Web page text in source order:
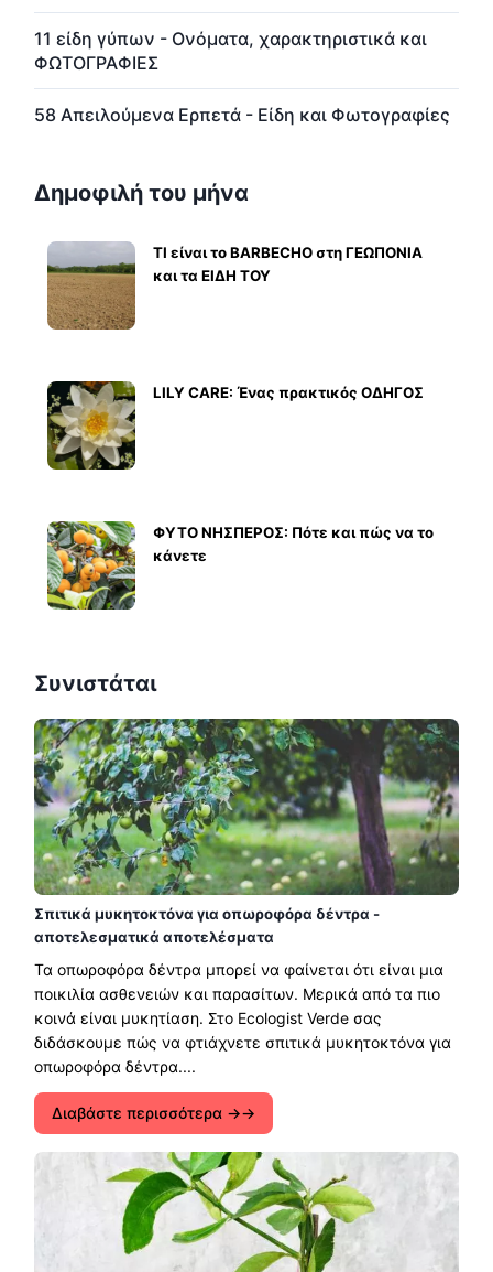
11 είδη γύπων - Ονόματα, χαρακτηριστικά και
ΦΩΤΟΓΡΑΦΙΕΣ
58 Απειλούμενα Ερπετά - Είδη και Φωτογραφίες
Δημοφιλή του μήνα
ΤΙ είναι το BARBECHO στη ΓΕΩΠΟΝΙΑ
και τα ΕΙΔΗ ΤΟΥ
LILY CARE: Ένας πρακτικός ΟΔΗΓΟΣ
ΦΥΤΟ ΝΗΣΠΕΡΟΣ: Πότε και πώς να το
κάνετε
Συνιστάται
Σπιτικά μυκητοκτόνα για οπωροφόρα δέντρα -
αποτελεσματικά αποτελέσματα
Τα οπωροφόρα δέντρα μπορεί να φαίνεται ότι είναι μια
ποικιλία ασθενειών και παρασίτων. Μερικά από τα πιο
κοινά είναι μυκητίαση. Στο Ecologist Verde σας
διδάσκουμε πώς να φτιάχνετε σπιτικά μυκητοκτόνα για
οπωροφόρα δέντρα....
Διαβάστε περισσότερα →